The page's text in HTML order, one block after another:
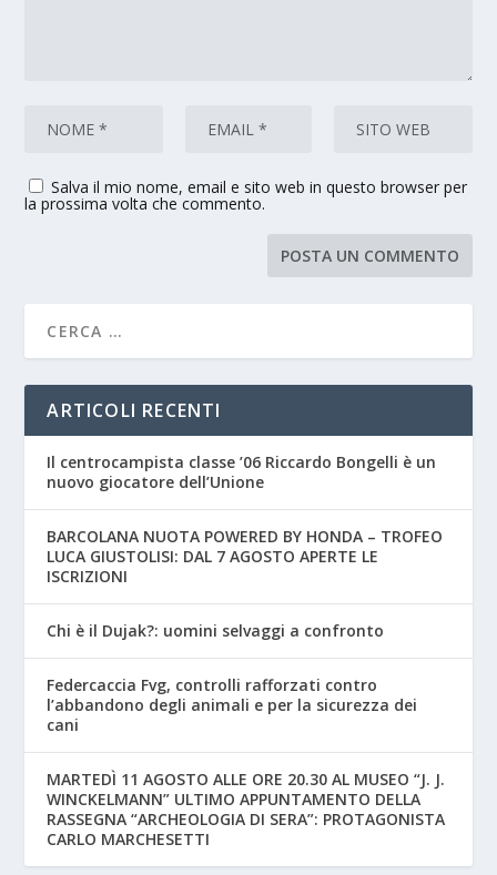
Salva il mio nome, email e sito web in questo browser per
la prossima volta che commento.
ARTICOLI RECENTI
Il centrocampista classe ’06 Riccardo Bongelli è un
nuovo giocatore dell’Unione
BARCOLANA NUOTA POWERED BY HONDA – TROFEO
LUCA GIUSTOLISI: DAL 7 AGOSTO APERTE LE
ISCRIZIONI
Chi è il Dujak?: uomini selvaggi a confronto
Federcaccia Fvg, controlli rafforzati contro
l’abbandono degli animali e per la sicurezza dei
cani
MARTEDÌ 11 AGOSTO ALLE ORE 20.30 AL MUSEO “J. J.
WINCKELMANN” ULTIMO APPUNTAMENTO DELLA
RASSEGNA “ARCHEOLOGIA DI SERA”: PROTAGONISTA
CARLO MARCHESETTI